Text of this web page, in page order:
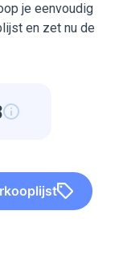
je eenvoudig
en zet nu de